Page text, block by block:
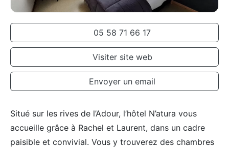
05 58 71 66 17
Visiter site web
Envoyer un email
Situé sur les rives de l’Adour, l’hôtel N’atura vous
accueille grâce à Rachel et Laurent, dans un cadre
paisible et convivial. Vous y trouverez des chambres